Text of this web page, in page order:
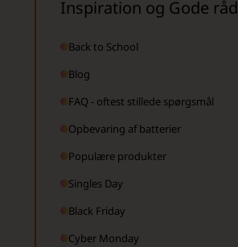
Inspiration og Gode råd
Back to School
Blog
FAQ - oftest stillede spørgsmål
Opbevaring af batterier
Populære produkter
Singles Day
Black Friday
Cyber Monday